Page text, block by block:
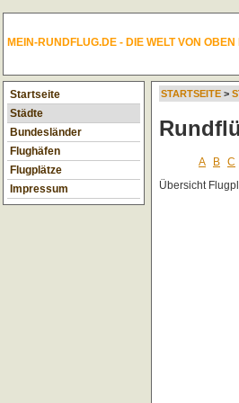
MEIN-RUNDFLUG.DE - DIE WELT VON
Startseite
Städte
Bundesländer
Flughäfen
Flugplätze
Impressum
STARTSEITE >
A B C
Übersicht